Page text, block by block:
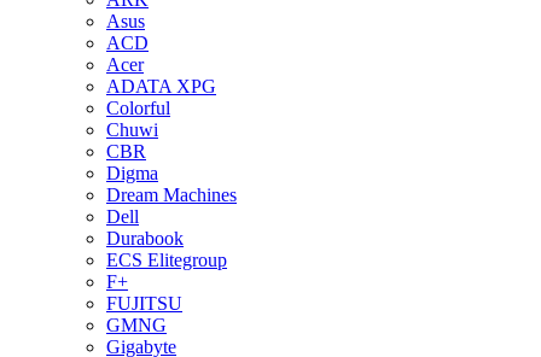
Asus
ACD
Acer
ADATA XPG
Colorful
Chuwi
CBR
Digma
Dream Machines
Dell
Durabook
ECS Elitegroup
F+
FUJITSU
GMNG
Gigabyte